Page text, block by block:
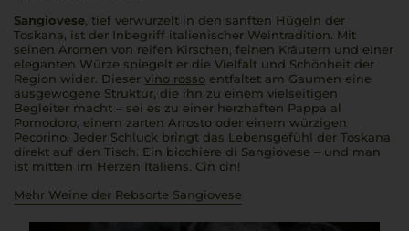
Sangiovese, tief verwurzelt in den sanften Hügeln der
Toskana, ist der Inbegriff italienischer Weintradition. Mit
seinen Aromen von reifen Kirschen, feinen Kräutern und einer
eleganten Würze spiegelt er die Vielfalt und Schönheit der
Region wider. Dieser vino rosso entfaltet am Gaumen eine
ausgewogene Struktur, die ihn zu einem vielseitigen
Begleiter macht – sei es zu einer herzhaften Pappa al
Pomodoro, einem zarten Arrosto oder einem würzigen
Pecorino. Jeder Schluck bringt das Lebensgefühl der Toskana
direkt auf den Tisch. Ein bicchiere di Sangiovese – und man
ist mitten im Herzen Italiens. Cin cin!
Mehr Weine der Rebsorte Sangiovese